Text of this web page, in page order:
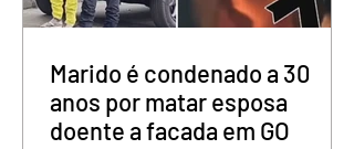
Denildson Oliveira, destacou que o
aos educadores muito mais do que
Marido é condenado a 30
anos por matar esposa
doente a facada em GO